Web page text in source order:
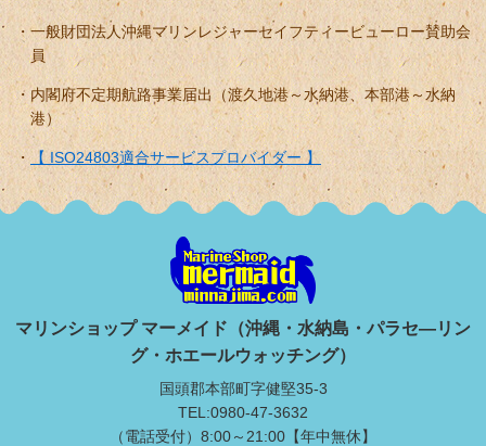
一般財団法人沖縄マリンレジャーセイフティービューロー賛助会
員
内閣府不定期航路事業届出（渡久地港～水納港、本部港～水納
港）
【 ISO24803適合サービスプロバイダー 】
マリンショップ マーメイド（沖縄・水納島・パラセ―リン
グ・ホエールウォッチング）
国頭郡本部町字健堅35-3
TEL:0980-47-3632
（電話受付）8:00～21:00【年中無休】